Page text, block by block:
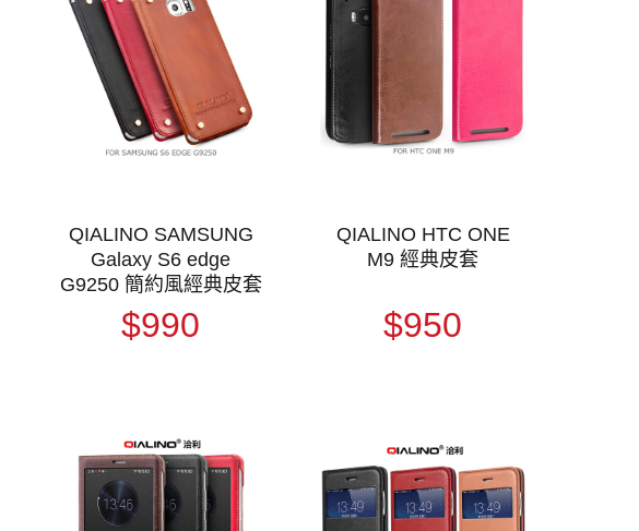
QIALINO SAMSUNG
Galaxy S6 edge
G9250 簡約風經典皮套
$990
QIALINO HTC ONE
M9 經典皮套
$950